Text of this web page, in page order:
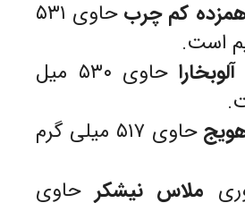
کم چرب
حاوی ۵۳۱
است.
حاوی ۵۳۰ میل
حاوی ۵۱۷ میلی گرم
ملاس نیشکر حاوی